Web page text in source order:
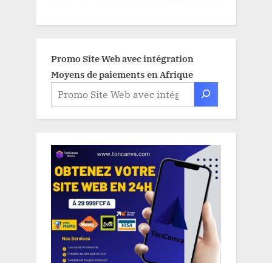
Promo Site Web avec intégration
Moyens de paiements en Afrique